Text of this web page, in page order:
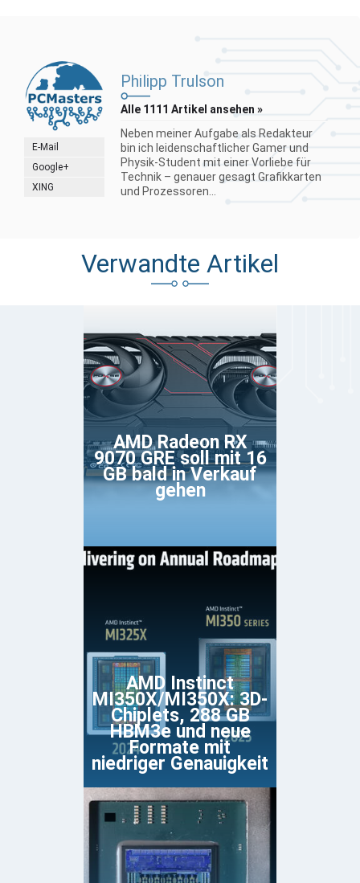
E-Mail
Google+
XING
Philipp Trulson
Alle 1111 Artikel ansehen »
Neben meiner Aufgabe als Redakteur
bin ich leidenschaftlicher Gamer und
Physik-Student mit einer Vorliebe für
Technik – genauer gesagt Grafikkarten
und Prozessoren...
Verwandte Artikel
AMD Radeon RX
9070 GRE soll mit 16
GB bald in Verkauf
gehen
AMD Instinct
MI350X/MI350X: 3D-
Chiplets, 288 GB
HBM3e und neue
Formate mit
niedriger Genauigkeit